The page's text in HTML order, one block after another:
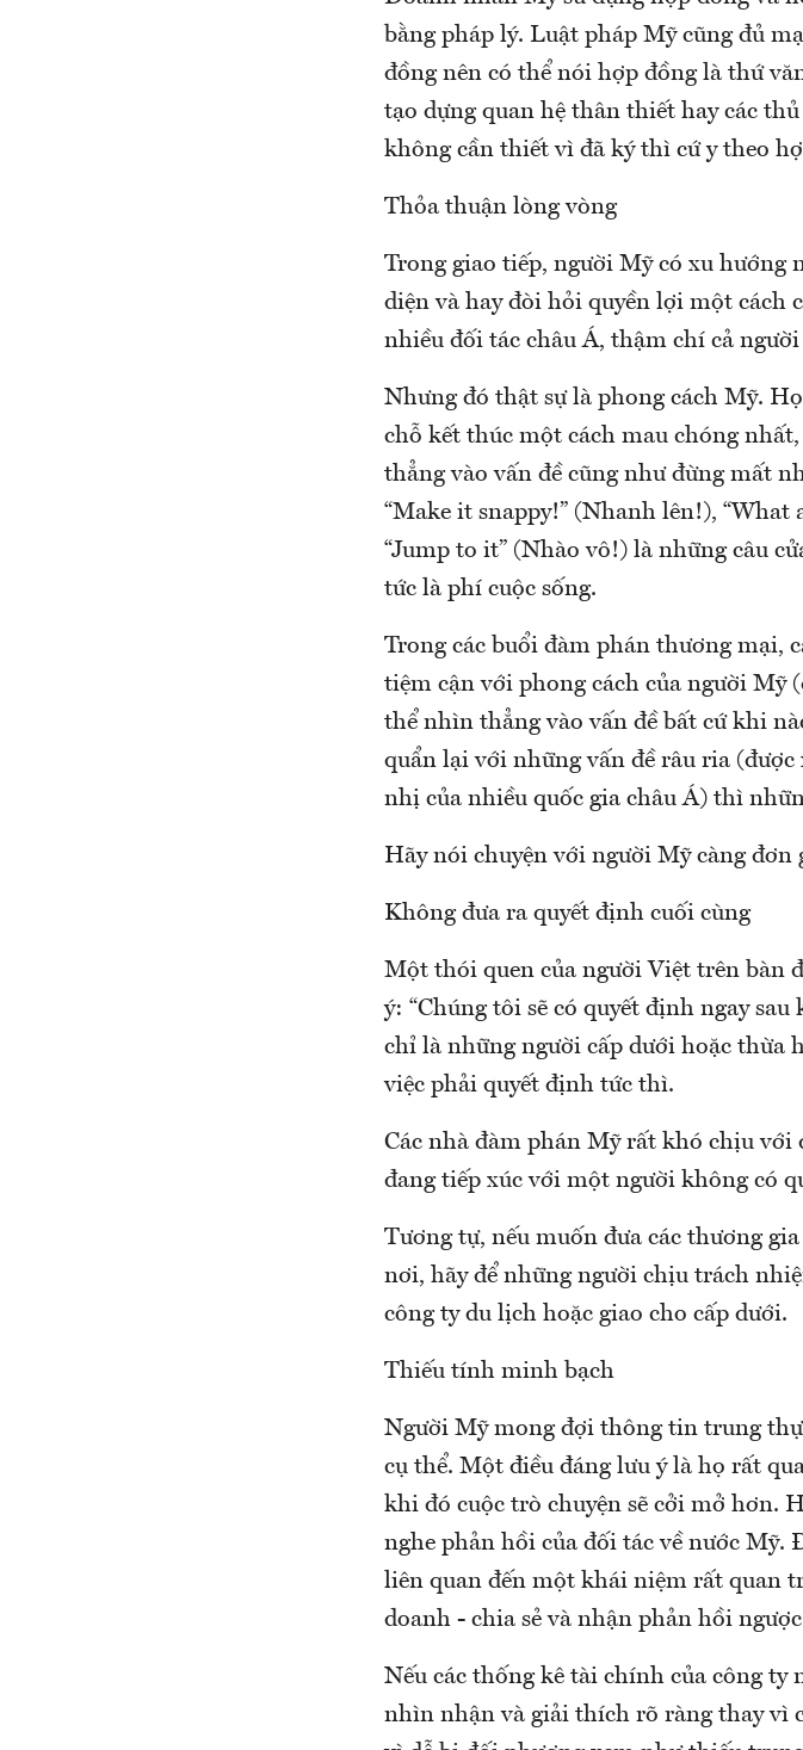
bằng pháp lý. Luật pháp Mỹ cũng đủ
đồng nên có thể nói hợp đồng là thứ
tạo dựng quan hệ thân thiết hay các
không cần thiết vì đã ký thì cứ y theo
Thỏa thuận lòng vòng
Trong giao tiếp, người Mỹ có xu
diện và hay đòi hỏi quyền lợi một cách
nhiều đối tác châu Á, thậm chí cả
Nhưng đó thật sự là phong cách Mỹ.
chỗ kết thúc một cách mau chóng
thẳng vào vấn đề cũng như đừng mất
“Make it snappy!” (Nhanh lên!), “What
“Jump to it” (Nhào vô!) là những câu
tức là phí cuộc sống.
Trong các buổi đàm phán thương mại,
tiệm cận với phong cách của người Mỹ
thể nhìn thẳng vào vấn đề bất cứ khi
quẩn lại với những vấn đề râu ria
nhị của nhiều quốc gia châu Á) thì
Hãy nói chuyện với người Mỹ càng
Không đưa ra quyết định cuối cùng
Một thói quen của người Việt trên bàn
ý: “Chúng tôi sẽ có quyết định ngay
chỉ là những người cấp dưới hoặc thừa
việc phải quyết định tức thì.
Các nhà đàm phán Mỹ rất khó chịu với
đang tiếp xúc với một người không có
Tương tự, nếu muốn đưa các thương
nơi, hãy để những người chịu trách
công ty du lịch hoặc giao cho cấp dưới.
Thiếu tính minh bạch
Người Mỹ mong đợi thông tin trung
cụ thể. Một điều đáng lưu ý là họ rất
khi đó cuộc trò chuyện sẽ cởi mở hơn.
nghe phản hồi của đối tác về nước Mỹ.
liên quan đến một khái niệm rất quan
doanh - chia sẻ và nhận phản hồi
Nếu các thống kê tài chính của công
nhìn nhận và giải thích rõ ràng thay vì